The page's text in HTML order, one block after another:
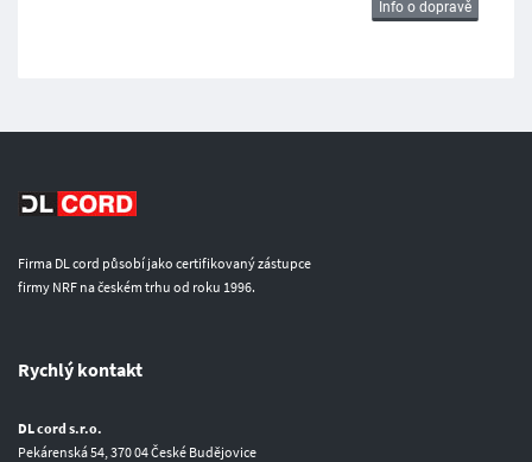
Info o dopravě
Firma DL cord působí jako certifikovaný zástupce
firmy NRF na českém trhu od roku 1996.
Rychlý kontakt
DL cord s.r.o.
Pekárenská 54, 370 04 České Budějovice